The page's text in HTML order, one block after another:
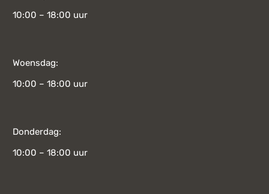
10:00 – 18:00 uur
Woensdag:
10:00 – 18:00 uur
Donderdag:
10:00 – 18:00 uur